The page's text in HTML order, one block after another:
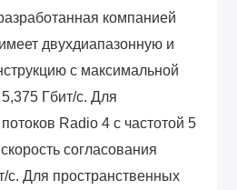
компанией
имеет двухдиапазонную и
с максимальной
Гбит/с. Для
Radio 4 с частотой 5
согласования
с. Для пространственных